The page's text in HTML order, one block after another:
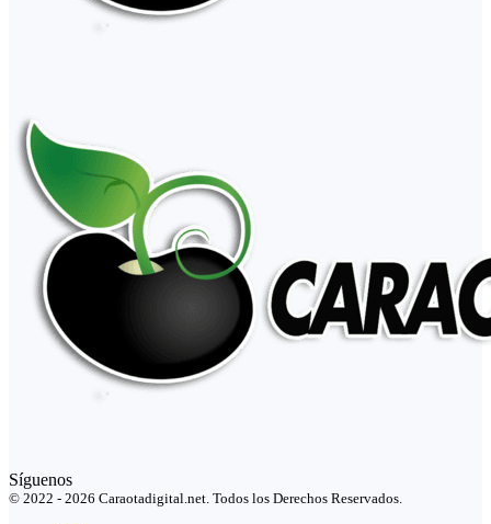
Síguenos
© 2022 - 2026 Caraotadigital.net. Todos los Derechos Reservados.